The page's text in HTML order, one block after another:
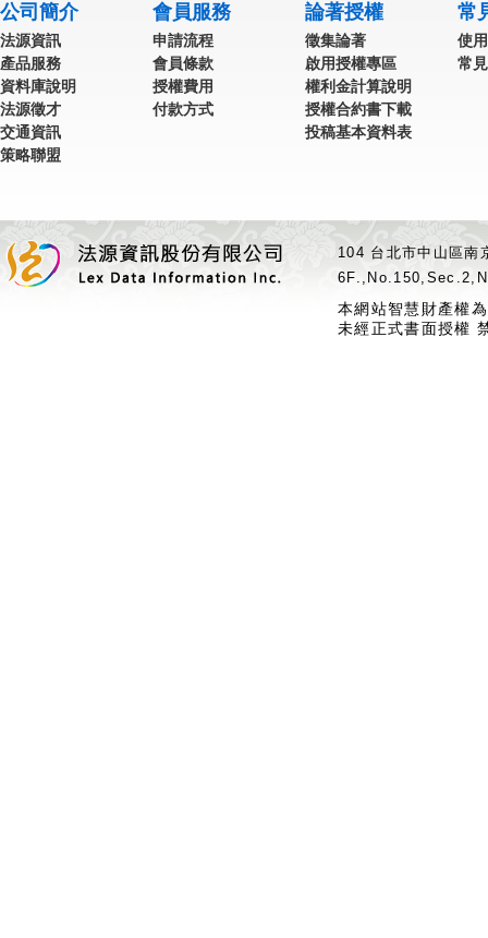
公司簡介
法源資訊
產品服務
資料庫說明
法源徵才
交通資訊
策略聯盟
會員服務
申請流程
會員條款
授權費用
付款方式
論著授權
徵集論著
啟用授權專區
權利金計算說明
授權合約書下載
投稿基本資料表
常
使
常
104 台北市中山區
本網站智慧財產權
未經正式書面授權